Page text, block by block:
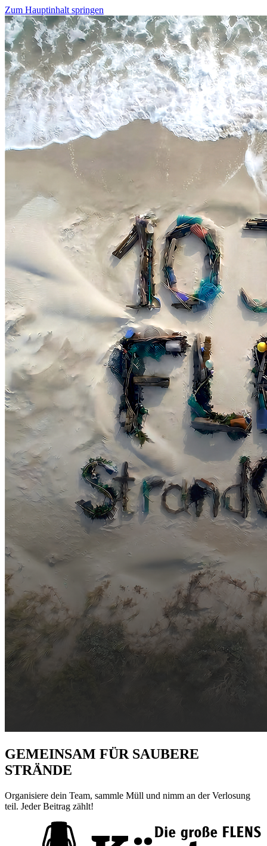
Zum Hauptinhalt springen
GEMEINSAM FÜR SAUBERE
STRÄNDE
Organisiere dein Team, sammle Müll und nimm an der Verlosung
teil. Jeder Beitrag zählt!